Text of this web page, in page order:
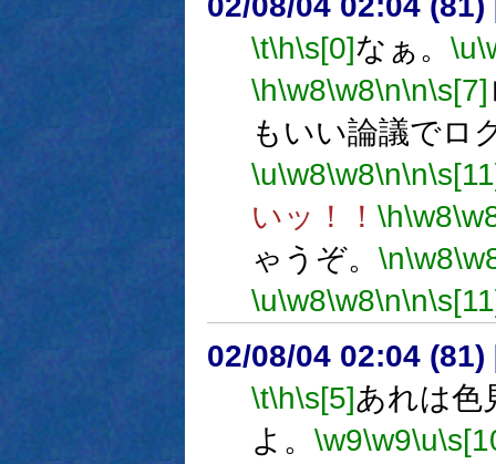
\t\h\s[0]なぁ。 \u
\h\w8\w8\n\n\s[7]
もいい論議でロ
\u\w8\w8\n\n
いッ！！ \h\w8
ゃうぞ。 \n\w8
\u\w8\w8\n\n
02/08/04 02:04 (81)
\t\h\s[5]あれは色
よ。 \w9\w9\u